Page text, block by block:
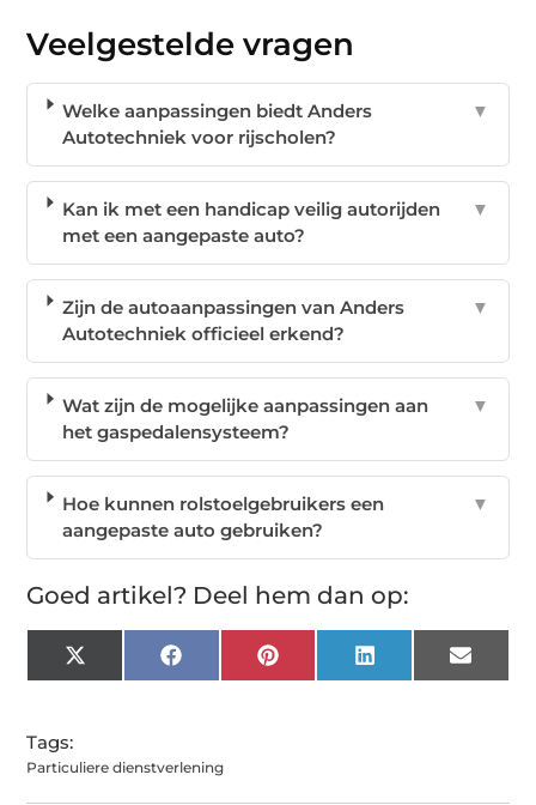
Veelgestelde vragen
Welke aanpassingen biedt Anders
Autotechniek voor rijscholen?
▼
Kan ik met een handicap veilig autorijden
met een aangepaste auto?
▼
Zijn de autoaanpassingen van Anders
Autotechniek officieel erkend?
▼
Wat zijn de mogelijke aanpassingen aan
het gaspedalensysteem?
▼
Hoe kunnen rolstoelgebruikers een
aangepaste auto gebruiken?
▼
Goed artikel? Deel hem dan op:
X
(Twitter)
Facebook Pinterest LinkedIn Email
Tags:
Particuliere dienstverlening